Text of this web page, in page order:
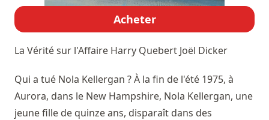
Acheter
La Vérité sur l'Affaire Harry Quebert Joël Dicker
Qui a tué Nola Kellergan ? À la fin de l'été 1975, à
Aurora, dans le New Hampshire, Nola Kellergan, une
jeune fille de quinze ans, disparaît dans des